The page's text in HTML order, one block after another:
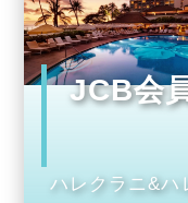
JCB会
ハレクラニ&ハ